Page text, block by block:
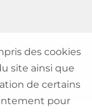
des cookies
site ainsi que
de certains
pour